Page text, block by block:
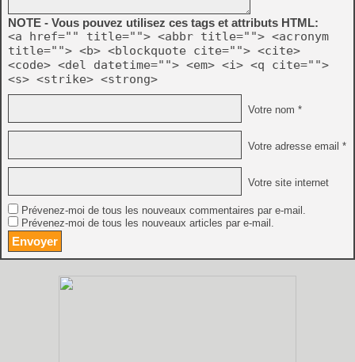
NOTE - Vous pouvez utilisez ces tags et attributs HTML:
<a href="" title=""> <abbr title=""> <acronym
title=""> <b> <blockquote cite=""> <cite>
<code> <del datetime=""> <em> <i> <q cite="">
<s> <strike> <strong>
Votre nom *
Votre adresse email *
Votre site internet
Prévenez-moi de tous les nouveaux commentaires par e-mail.
Prévenez-moi de tous les nouveaux articles par e-mail.